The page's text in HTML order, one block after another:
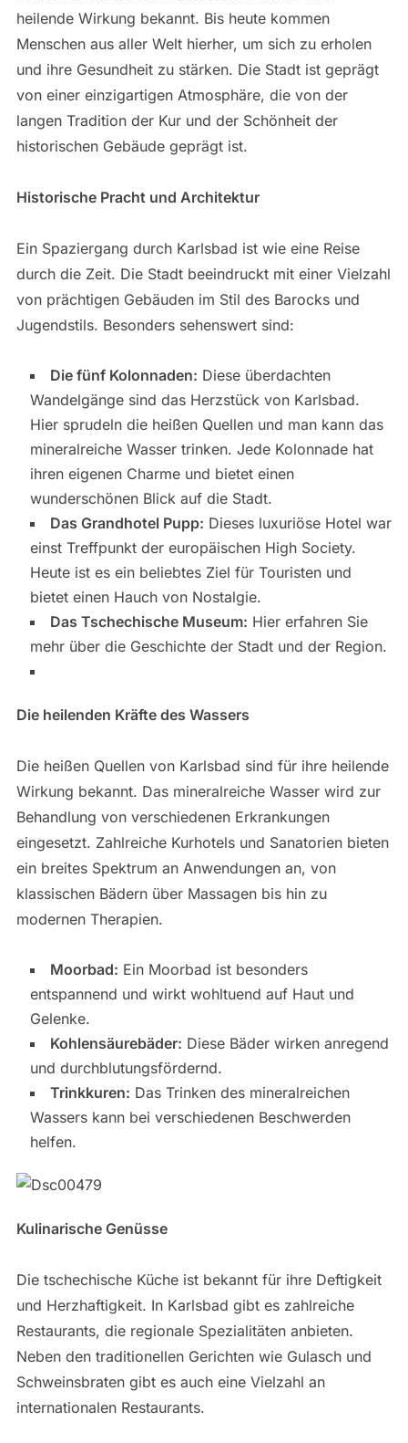
heilende Wirkung bekannt. Bis heute kommen
Menschen aus aller Welt hierher, um sich zu erholen
und ihre Gesundheit zu stärken. Die Stadt ist geprägt
von einer einzigartigen Atmosphäre, die von der
langen Tradition der Kur und der Schönheit der
historischen Gebäude geprägt ist.
Historische Pracht und Architektur
Ein Spaziergang durch Karlsbad ist wie eine Reise
durch die Zeit. Die Stadt beeindruckt mit einer Vielzahl
von prächtigen Gebäuden im Stil des Barocks und
Jugendstils. Besonders sehenswert sind:
Die fünf Kolonnaden: Diese überdachten
Wandelgänge sind das Herzstück von Karlsbad.
Hier sprudeln die heißen Quellen und man kann das
mineralreiche Wasser trinken. Jede Kolonnade hat
ihren eigenen Charme und bietet einen
wunderschönen Blick auf die Stadt.
Das Grandhotel Pupp: Dieses luxuriöse Hotel war
einst Treffpunkt der europäischen High Society.
Heute ist es ein beliebtes Ziel für Touristen und
bietet einen Hauch von Nostalgie.
Das Tschechische Museum: Hier erfahren Sie
mehr über die Geschichte der Stadt und der Region.
Die heilenden Kräfte des Wassers
Die heißen Quellen von Karlsbad sind für ihre heilende
Wirkung bekannt. Das mineralreiche Wasser wird zur
Behandlung von verschiedenen Erkrankungen
eingesetzt. Zahlreiche Kurhotels und Sanatorien bieten
ein breites Spektrum an Anwendungen an, von
klassischen Bädern über Massagen bis hin zu
modernen Therapien.
Moorbad: Ein Moorbad ist besonders
entspannend und wirkt wohltuend auf Haut und
Gelenke.
Kohlensäurebäder: Diese Bäder wirken anregend
und durchblutungsfördernd.
Trinkkuren: Das Trinken des mineralreichen
Wassers kann bei verschiedenen Beschwerden
helfen.
Kulinarische Genüsse
Die tschechische Küche ist bekannt für ihre Deftigkeit
und Herzhaftigkeit. In Karlsbad gibt es zahlreiche
Restaurants, die regionale Spezialitäten anbieten.
Neben den traditionellen Gerichten wie Gulasch und
Schweinsbraten gibt es auch eine Vielzahl an
internationalen Restaurants.